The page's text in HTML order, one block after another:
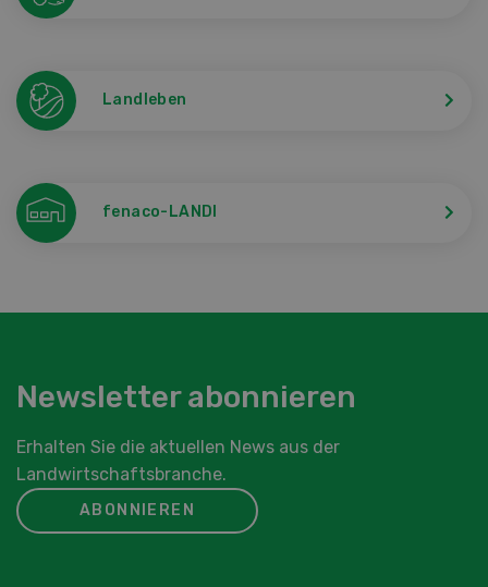
Landleben
fenaco-LANDI
Newsletter abonnieren
Erhalten Sie die aktuellen News aus der
Landwirtschaftsbranche.
ABONNIEREN